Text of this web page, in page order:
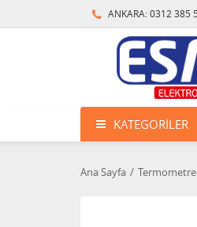
ANKARA: 0312 385
KATEGORILER
Ana Sayfa